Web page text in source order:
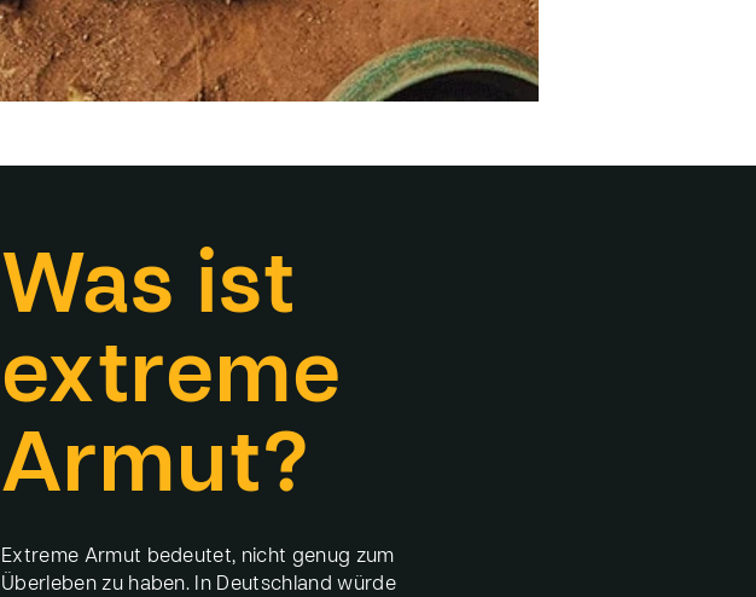
Was ist
extreme
Armut?
Extreme Armut bedeutet, nicht genug zum
Überleben zu haben. In Deutschland würde